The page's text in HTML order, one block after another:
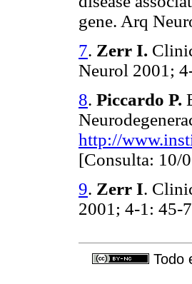
gene. Arq
7. Zerr I.
Neurol 2001;
8. Piccardo P.
http://
[Consulta: 10/
9. Zerr I.
2001; 4-1: 45-
Todo